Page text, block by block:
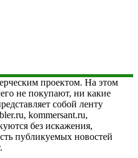
проектом. На этом
не покупают, ни какие
собой ленту
kommersant.ru,
без искажения,
публикуемых новостей